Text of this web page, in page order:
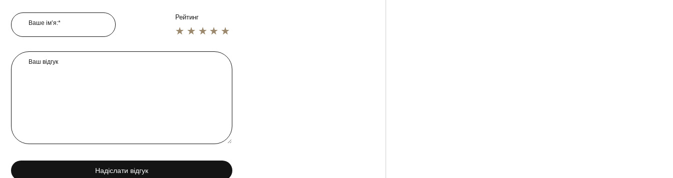
Ваше ім’я:*
Рейтинг
1 star
2 star
3 star
4 star
5 star
Ваш відгук
Надіслати відгук